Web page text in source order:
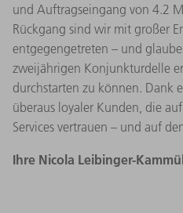
und Auftragseingang von 4.2
Rückgang sind wir mit großer
entgegengetreten – und
zweijährigen Konjunkturdelle
durchstarten zu können. Dank
überaus loyaler Kunden, die
Services vertrauen – und auf
Ihre Nicola Leibinger-